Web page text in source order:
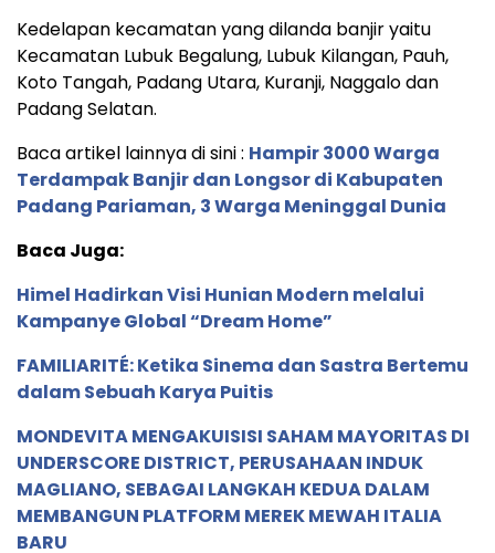
Kedelapan kecamatan yang dilanda banjir yaitu
Kecamatan Lubuk Begalung, Lubuk Kilangan, Pauh,
Koto Tangah, Padang Utara, Kuranji, Naggalo dan
Padang Selatan.
Baca artikel lainnya di sini : Hampir 3000 Warga
Terdampak Banjir dan Longsor di Kabupaten
Padang Pariaman, 3 Warga Meninggal Dunia
Baca Juga:
Himel Hadirkan Visi Hunian Modern melalui
Kampanye Global “Dream Home”
FAMILIARITÉ: Ketika Sinema dan Sastra Bertemu
dalam Sebuah Karya Puitis
MONDEVITA MENGAKUISISI SAHAM MAYORITAS DI
UNDERSCORE DISTRICT, PERUSAHAAN INDUK
MAGLIANO, SEBAGAI LANGKAH KEDUA DALAM
MEMBANGUN PLATFORM MEREK MEWAH ITALIA
BARU